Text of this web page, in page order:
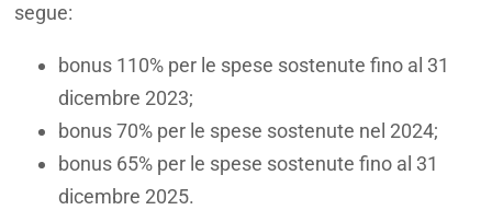
segue:
bonus 110% per le spese sostenute fino al 31
dicembre 2023;
bonus 70% per le spese sostenute nel 2024;
bonus 65% per le spese sostenute fino al 31
dicembre 2025.